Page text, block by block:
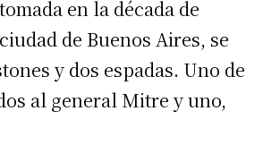
en la década de
de Buenos Aires, se
y dos espadas. Uno de
al general Mitre y uno,